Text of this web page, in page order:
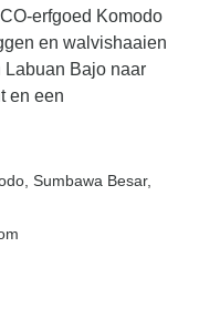
erfgoed Komodo
en walvishaaien
Labuan Bajo naar
en een
, Sumbawa Besar,